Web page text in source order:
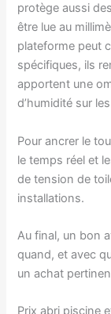
protège aussi
être lue au
plateforme peut
spécifiques, ils
apportent une
d’humidité sur
Pour ancrer le
le temps réel et
de tension de
installations.
Au final, un bon
quand, et avec
un achat
Prix abri piscine